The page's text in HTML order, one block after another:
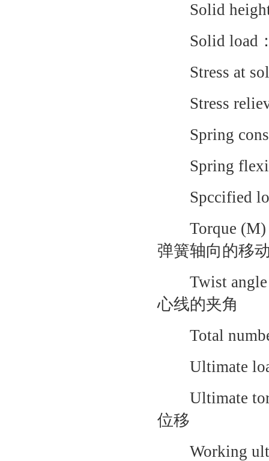
Solid height
Solid load：
Stress at
Stress
Spring
Spring
Spccified
Torque (M)
弹簧轴向的移
Twist angle
心线的夹角
Total
Ultimate
Ultimate
位移
Working